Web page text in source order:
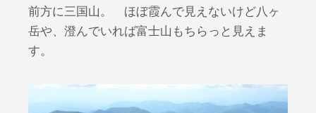
前方に三国山。 ほぼ霞んで見えないけど八ヶ
岳や、澄んでいれば富士山もちらっと見えま
す。